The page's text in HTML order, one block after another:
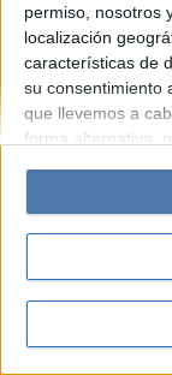
permiso, nosotros
localización
características de
su consentimiento
que llevemos a
forma alternativa,
cambiar sus
Tenga en cuenta
personales puede
tiene el derecho
sus preferencias